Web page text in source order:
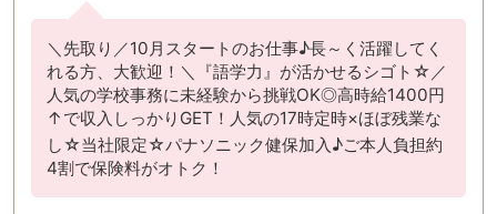
＼先取り／10月スタートのお仕事♪長～く活躍してく
れる方、大歓迎！＼『語学力』が活かせるシゴト☆／
人気の学校事務に未経験から挑戦OK◎高時給1400円
↑で収入しっかりGET！人気の17時定時×ほぼ残業な
し☆当社限定☆パナソニック健保加入♪ご本人負担約
4割で保険料がオトク！